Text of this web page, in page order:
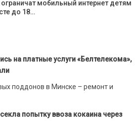
ограничат мобильный интернет детям
до 18…
на платные услуги «Белтелекома»,
поддонов в Минске – ремонт и
попытку ввоза кокаина через